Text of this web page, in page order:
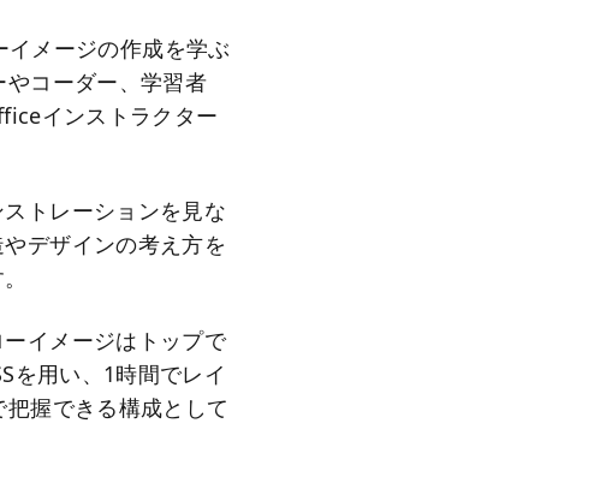
メージの作成を学ぶ
コーダー、学習者
インストラクター
トレーションを見な
デザインの考え方を
イメージはトップで
を用い、1時間でレイ
握できる構成として